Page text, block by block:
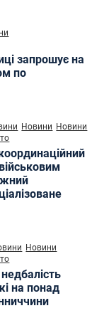
запрошує на
по
Новини Новини
Новини
на понад